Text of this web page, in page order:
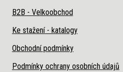
B2B - Velkoobchod
Ke stažení - katalogy
Obchodní podmínky
Podmínky ochrany osobních údajů